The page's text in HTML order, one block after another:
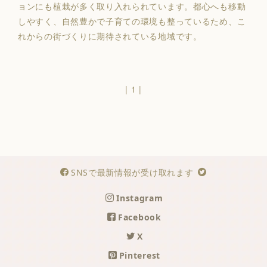
ョンにも植栽が多く取り入れられています。都心へも移動
しやすく、自然豊かで子育ての環境も整っているため、こ
れからの街づくりに期待されている地域です。
| 1 |
SNSで最新情報が受け取れます
Instagram
Facebook
X
Pinterest